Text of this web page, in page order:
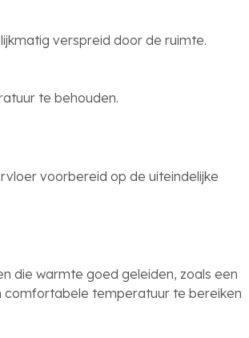
verspreid door de ruimte.
te behouden.
voorbereid op de uiteindelijke
die warmte goed geleiden, zoals een
comfortabele temperatuur te bereiken